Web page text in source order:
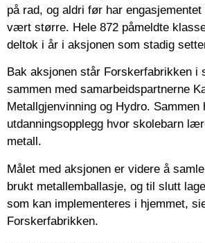
på rad, og aldri før har
vært større. Hele 872 påmeldte
deltok i år i aksjonen som stadig
Bak aksjonen står Forskerfabrikken i
sammen med samarbeidspartnerne
Metallgjenvinning og Hydro.
utdanningsopplegg hvor skolebarn
metall.
Målet med aksjonen er videre å
brukt metallemballasje, og til slutt
som kan implementeres i hjemmet,
Forskerfabrikken.